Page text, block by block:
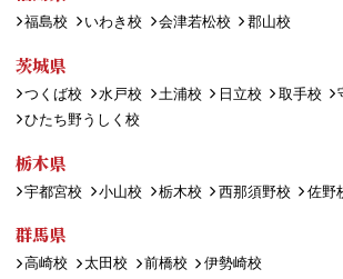
福島校 いわき校 会津若松校 郡山校
茨城県
つくば校 水戸校 土浦校 日立校 取手校
ひたち野うしく校
栃木県
宇都宮校 小山校 栃木校 西那須野校 佐野
群馬県
高崎校 太田校 前橋校 伊勢崎校